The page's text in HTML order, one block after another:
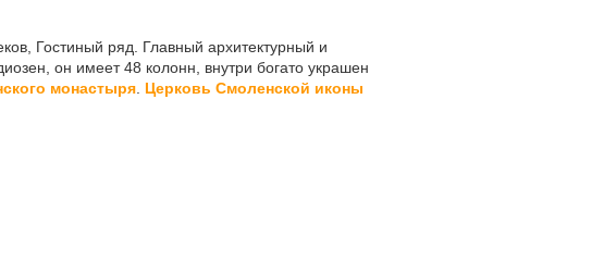
Гостиный ряд. Главный архитектурный и
он имеет 48 колонн, внутри богато украшен
монастыря Церковь Смоленской иконы